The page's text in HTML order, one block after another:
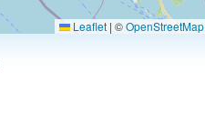
Leaflet | ©OpenStreetMap